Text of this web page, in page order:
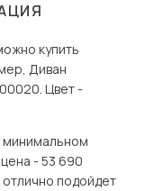
купить
Диван
Цвет -
минимальном
- 53 690
подойдет